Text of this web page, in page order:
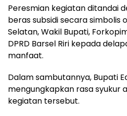
Peresmian kegiatan ditandai
beras subsidi secara simbolis
Selatan, Wakil Bupati,
DPRD Barsel Riri kepada
manfaat.
Dalam sambutannya, Bupati
mengungkapkan rasa syukur
kegiatan tersebut.